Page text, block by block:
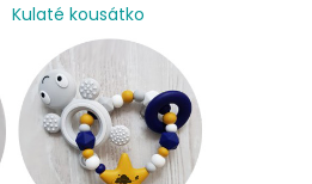
Kulaté kousátko